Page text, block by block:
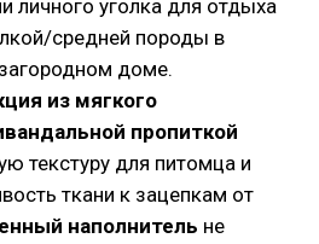
личного уголка для отдыха
средней породы в
доме.
из мягкого
пропиткой
текстуру для питомца и
ткани к зацепкам от
наполнитель не